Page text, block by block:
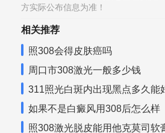
方实际公布信息为准！
相关推荐
照308会得皮肤癌吗
周口市308激光一般多少钱
311照光白斑内出现黑点多久能
如果不是白癜风用308后怎么样
照308激光脱皮能用他克莫司软